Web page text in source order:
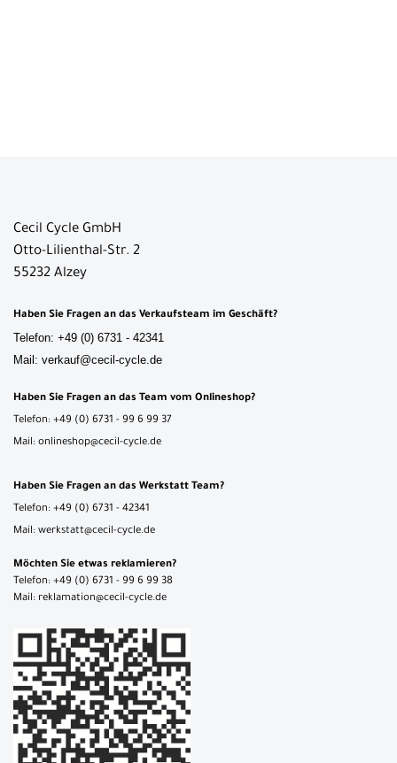
Cecil Cycle GmbH
Otto-Lilienthal-Str. 2
55232 Alzey
Haben Sie Fragen an das Verkaufsteam im Geschäft?
Telefon: +49 (0) 6731 - 42341
Mail: verkauf@cecil-cycle.de
Haben Sie Fragen an das Team vom Onlineshop?
Telefon: +49 (0) 6731 - 99 6 99 37
Mail: onlineshop@cecil-cycle.de
Haben Sie Fragen an das Werkstatt Team?
Telefon: +49 (0) 6731 - 42341
Mail: werkstatt@cecil-cycle.de
Möchten Sie etwas reklamieren?
Telefon: +49 (0) 6731 - 99 6 99 38
Mail: reklamation@cecil-cycle.de